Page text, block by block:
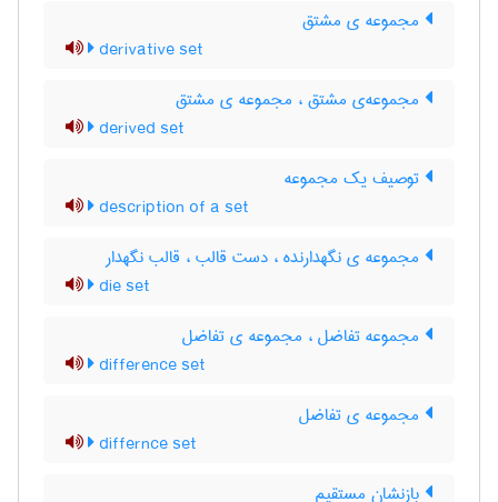
مجموعه ی مشتق
derivative set
مجموعه‌ی مشتق ، مجموعه ی مشتق
derived set
توصیف یک مجموعه
description of a set
مجموعه ی نگهدارنده ، دست قالب ، قالب نگهدار
die set
مجموعه تفاضل ، مجموعه ی تفاضل
difference set
مجموعه ی تفاضل
differnce set
بازنشان مستقیم